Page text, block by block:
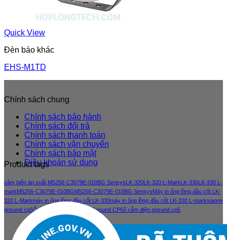
Quick View
Đèn báo khác
EHS-M1TD
Chính sách chung
Chính sách bảo hành
Chính sách đổi trả
Chính sách thanh toán
Chính sách vận chuyển
Chính sách bảo mật
Điều khoản sử dung
Product tags
cảm biến áp suất M5256-C3079E-010BG Sensys LK-320 LK-320 L-Mark LK-330 LK-330 L-
markM5256-C3079E-010BGM5256-C3079E-010BG SensysMáy in ống lồng đầu cốt LK-
320 L-Markmáy in ống lồng đầu cốt LK-330máy in ống lồng đầu cốt LK-330 L-markxiaomi
gosund cp5Ổ cắm điện thông minh Gosund CP5ổ cắm điện gosund cp5